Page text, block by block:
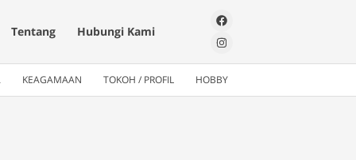
Tentang Hubungi Kami
KEAGAMAAN TOKOH / PROFIL HOBBY